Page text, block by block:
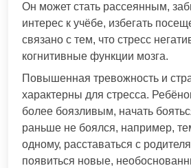
Он может стать рассеянным,
интерес к учёбе, избегать
связано с тем, что стресс
когнитивные функции мозга.
Повышенная тревожность и
характерны для стресса.
более боязливым, начать
раньше не боялся, например,
одному, расставаться с
появиться новые,